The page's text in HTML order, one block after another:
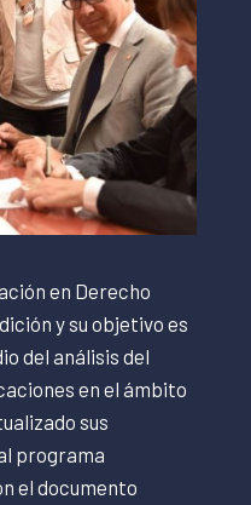
en Derecho
y su objetivo es
del análisis del
en el ámbito
sus
programa
el documento